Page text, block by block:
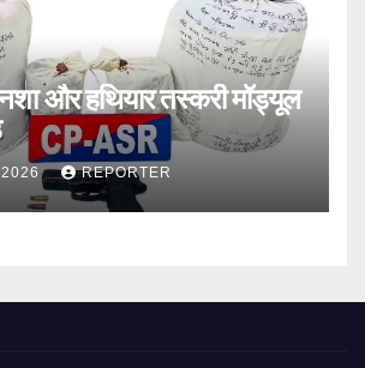
और हथियार तस्करी मॉड्यूल
2026 REPORTER